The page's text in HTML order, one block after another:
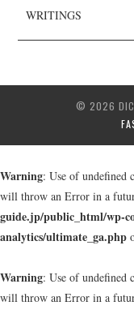
WRITINGS
© 2026
Warning: Use of undefined
will throw an Error in a
guide.jp/public_html/wp-
analytics/ultimate_ga.php
Warning: Use of undefined
will throw an Error in a